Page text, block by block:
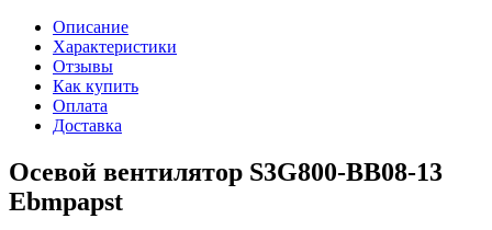
Описание
Характеристики
Отзывы
Как купить
Оплата
Доставка
Осевой вентилятор S3G800-BB08-13
Ebmpapst